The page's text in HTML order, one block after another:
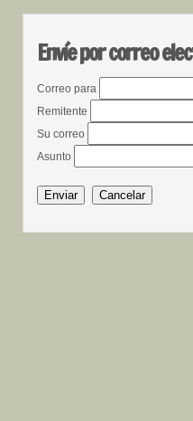
Envíe por correo
Correo para
Remitente
Su correo
Asunto
Enviar Cancelar